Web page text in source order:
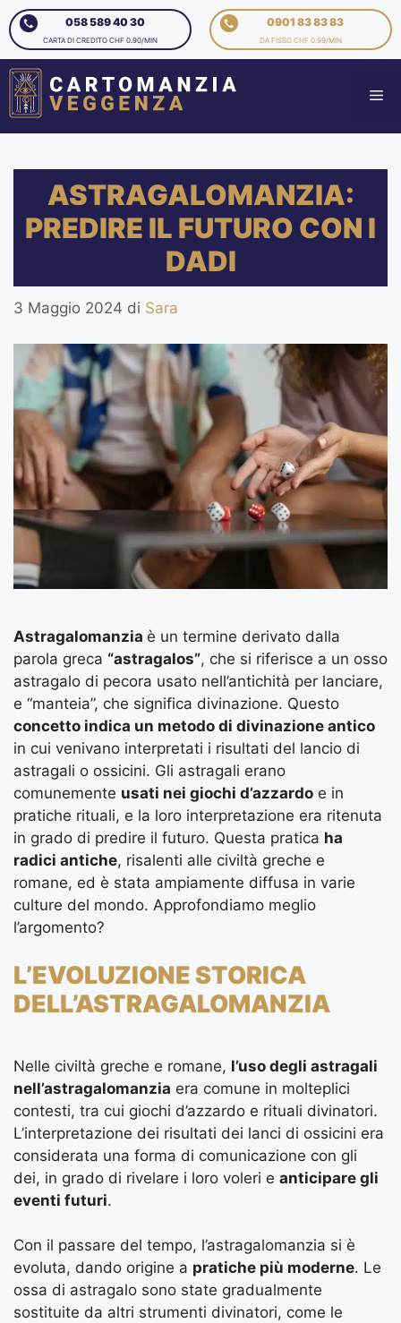
058 589 40 30
CARTA DI CREDITO CHF 0.90/MIN
0901 83 83 83
DA FISSO CHF 0.99/MIN
ASTRAGALOMANZIA:
PREDIRE IL FUTURO CON I
DADI
3 Maggio 2024 di Sara
Astragalomanzia è un termine derivato dalla
parola greca “astragalos”, che si riferisce a un osso
astragalo di pecora usato nell’antichità per lanciare,
e “manteia”, che significa divinazione. Questo
concetto indica un metodo di divinazione antico
in cui venivano interpretati i risultati del lancio di
astragali o ossicini. Gli astragali erano
comunemente usati nei giochi d’azzardo e in
pratiche rituali, e la loro interpretazione era ritenuta
in grado di predire il futuro. Questa pratica ha
radici antiche, risalenti alle civiltà greche e
romane, ed è stata ampiamente diffusa in varie
culture del mondo. Approfondiamo meglio
l’argomento?
L’EVOLUZIONE STORICA
DELL’ASTRAGALOMANZIA
Nelle civiltà greche e romane, l’uso degli astragali
nell’astragalomanzia era comune in molteplici
contesti, tra cui giochi d’azzardo e rituali divinatori.
L’interpretazione dei risultati dei lanci di ossicini era
considerata una forma di comunicazione con gli
dei, in grado di rivelare i loro voleri e anticipare gli
eventi futuri.
Con il passare del tempo, l’astragalomanzia si è
evoluta, dando origine a pratiche più moderne. Le
ossa di astragalo sono state gradualmente
sostituite da altri strumenti divinatori, come le